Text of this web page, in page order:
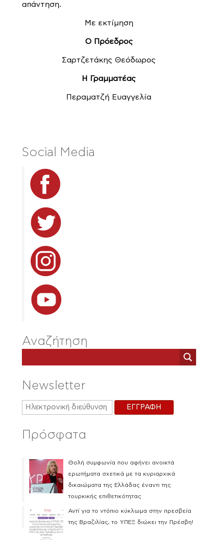
απάντηση.
Με εκτίμηση
Ο Πρόεδρος
Σαρτζετάκης Θεόδωρος
Η Γραμματέας
Περαματζή Ευαγγελία
Social Media
Αναζήτηση
Newsletter
Πρόσφατα
Θολή συμφωνία που αφήνει ανοικτά
ερωτήματα σχετικά με τα κυριαρχικά
δικαιώματα της Ελλάδας έναντι της
τουρκικής επιθετικότητας
Αντί για το ντόπιο κύκλωμα στην πρεσβεία
της Βραζιλίας, το ΥΠΕΞ διώκει την Πρέσβη!